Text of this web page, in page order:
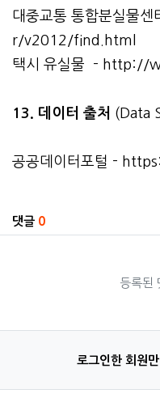
대중교통 통합분실물센
r/v2012/find.html
택시 유실물 - http://
13. 데이터 출처 (Data
공공데이터포털 -
댓글 0
등록된
로그인한 회원